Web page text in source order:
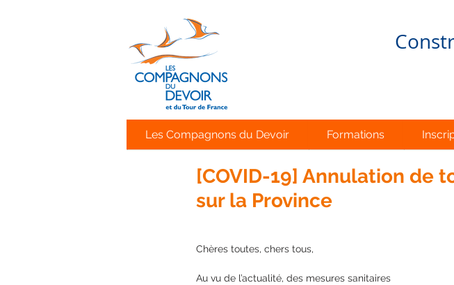
Les Compagnons du Devoir Formations
[COVID-19] Annulation de
sur la Province
Chères toutes, chers tous,
Au vu de l’actualité, des mesures sanitaires